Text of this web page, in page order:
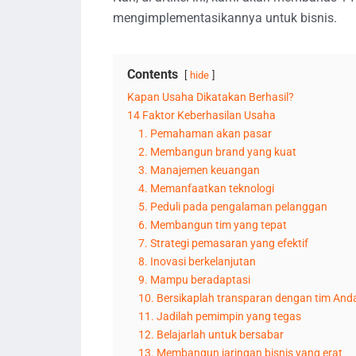
mengimplementasikannya untuk bisnis.
Contents hide
Kapan Usaha Dikatakan Berhasil?
14 Faktor Keberhasilan Usaha
1. Pemahaman akan pasar
2. Membangun brand yang kuat
3. Manajemen keuangan
4. Memanfaatkan teknologi
5. Peduli pada pengalaman pelanggan
6. Membangun tim yang tepat
7. Strategi pemasaran yang efektif
8. Inovasi berkelanjutan
9. Mampu beradaptasi
10. Bersikaplah transparan dengan tim
11. Jadilah pemimpin yang tegas
12. Belajarlah untuk bersabar
13. Membangun jaringan bisnis yang erat